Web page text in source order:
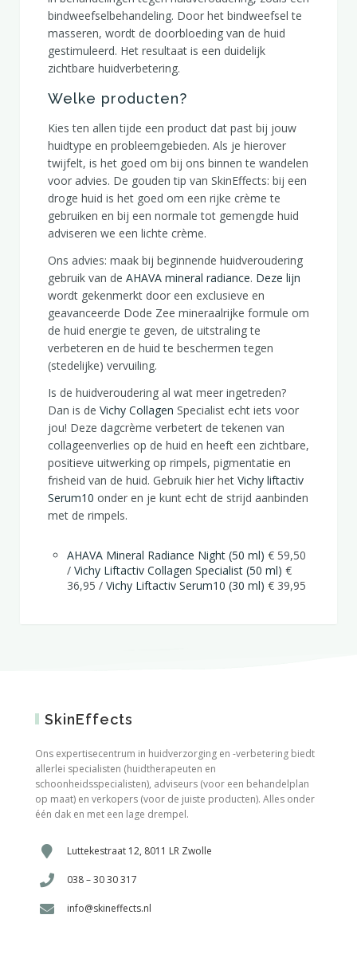
bindweefselbehandeling. Door het bindweefsel te
masseren, wordt de doorbloeding van de huid
gestimuleerd. Het resultaat is een duidelijk
zichtbare huidverbetering.
Welke producten?
Kies ten allen tijde een product dat past bij jouw
huidtype en probleemgebieden. Als je hierover
twijfelt, is het goed om bij ons binnen te wandelen
voor advies. De gouden tip van SkinEffects: bij een
droge huid is het goed om een rijke crème te
gebruiken en bij een normale tot gemengde huid
adviseren we een lichte crème.
Ons advies: maak bij beginnende huidveroudering
gebruik van de AHAVA mineral radiance. Deze lijn
wordt gekenmerkt door een exclusieve en
geavanceerde Dode Zee mineraalrijke formule om
de huid energie te geven, de uitstraling te
verbeteren en de huid te beschermen tegen
(stedelijke) vervuiling.
Is de huidveroudering al wat meer ingetreden?
Dan is de Vichy Collagen Specialist echt iets voor
jou! Deze dagcrème verbetert de tekenen van
collageenverlies op de huid en heeft een zichtbare,
positieve uitwerking op rimpels, pigmentatie en
frisheid van de huid. Gebruik hier het Vichy liftactiv
Serum10 onder en je kunt echt de strijd aanbinden
met de rimpels.
AHAVA Mineral Radiance Night (50 ml) € 59,50
/ Vichy Liftactiv Collagen Specialist (50 ml) €
36,95 / Vichy Liftactiv Serum10 (30 ml) € 39,95
SkinEffects
Ons expertisecentrum in huidverzorging en -verbetering biedt
allerlei specialisten (huidtherapeuten en
schoonheidsspecialisten), adviseurs (voor een behandelplan
op maat) en verkopers (voor de juiste producten). Alles onder
één dak en met een lage drempel.
Luttekestraat 12, 8011 LR Zwolle
038 – 30 30 317
info@skineffects.nl